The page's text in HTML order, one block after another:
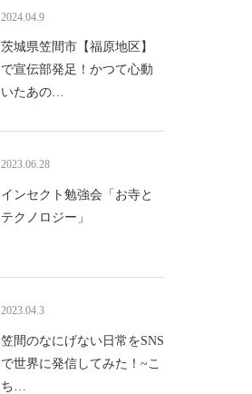
2024.04.9
茨城県笠間市【福原地区】
で宣伝部発足！かつて心動
いたあの…
2023.06.28
インセクト勉強会「お寺と
テクノロジー」
2023.04.3
笠間のなにげない日常をSNS
で世界に発信してみた！~こ
ち…